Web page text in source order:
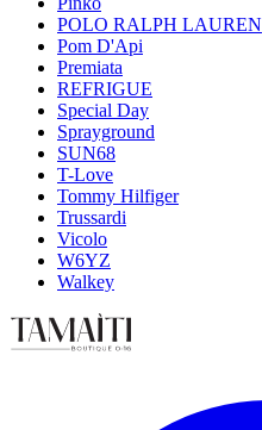
POLO RALPH LAUREN
Pom D'Api
Premiata
REFRIGUE
Special Day
Sprayground
SUN68
T-Love
Tommy Hilfiger
Trussardi
Vicolo
W6YZ
Walkey